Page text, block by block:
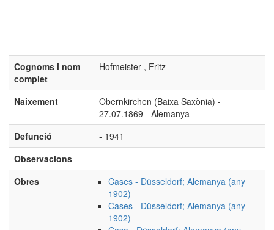
Cognoms i nom
complet
Hofmeister , Fritz
Naixement
Obernkirchen (Baixa Saxònia) -
27.07.1869 - Alemanya
Defunció
- 1941
Observacions
Obres
Cases - Düsseldorf; Alemanya (any
1902)
Cases - Düsseldorf; Alemanya (any
1902)